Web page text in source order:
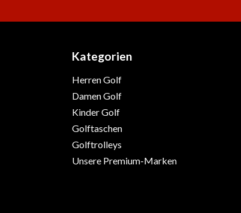
Kategorien
Herren Golf
Damen Golf
Kinder Golf
Golftaschen
Golftrolleys
Unsere Premium-Marken